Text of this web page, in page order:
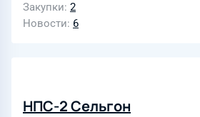
Закупки 2
Новости 6
НПС-2 Сельгон